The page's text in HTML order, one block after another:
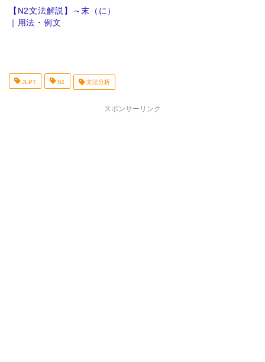
【N2文法解説】～末（に）
｜用法・例文
JLPT N1 文法分析
スポンサーリンク